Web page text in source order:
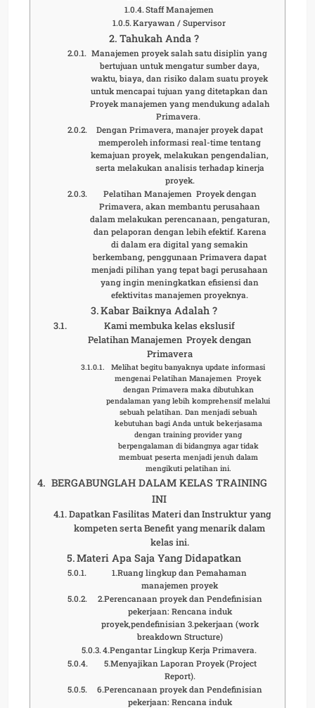
Staff Manajemen
Karyawan / Supervisor
Tahukah Anda ?
Manajemen proyek salah satu disiplin yang
bertujuan untuk mengatur sumber daya,
waktu, biaya, dan risiko dalam suatu proyek
untuk mencapai tujuan yang ditetapkan dan
Proyek manajemen yang mendukung adalah
Primavera.
Dengan Primavera, manajer proyek dapat
memperoleh informasi real-time tentang
kemajuan proyek, melakukan pengendalian,
serta melakukan analisis terhadap kinerja
proyek.
Pelatihan Manajemen Proyek dengan
Primavera, akan membantu perusahaan
dalam melakukan perencanaan, pengaturan,
dan pelaporan dengan lebih efektif. Karena
di dalam era digital yang semakin
berkembang, penggunaan Primavera dapat
menjadi pilihan yang tepat bagi perusahaan
yang ingin meningkatkan efisiensi dan
efektivitas manajemen proyeknya.
Kabar Baiknya Adalah ?
Kami membuka kelas ekslusif
Pelatihan Manajemen Proyek dengan
Primavera
Melihat begitu banyaknya update informasi
mengenai Pelatihan Manajemen Proyek
dengan Primavera maka dibutuhkan
pendalaman yang lebih komprehensif melalui
sebuah pelatihan. Dan menjadi sebuah
kebutuhan bagi Anda untuk bekerjasama
dengan training provider yang
berpengalaman di bidangnya agar tidak
membuat peserta menjadi jenuh dalam
mengikuti pelatihan ini.
BERGABUNGLAH DALAM KELAS TRAINING
INI
Dapatkan Fasilitas Materi dan Instruktur yang
kompeten serta Benefit yang menarik dalam
kelas ini.
Materi Apa Saja Yang Didapatkan
1.Ruang lingkup dan Pemahaman
manajemen proyek
2.Perencanaan proyek dan Pendefinisian
pekerjaan: Rencana induk
proyek,pendefinisian 3.pekerjaan (work
breakdown Structure)
4.Pengantar Lingkup Kerja Primavera.
5.Menyajikan Laporan Proyek (Project
Report).
6.Perencanaan proyek dan Pendefinisian
pekerjaan: Rencana induk